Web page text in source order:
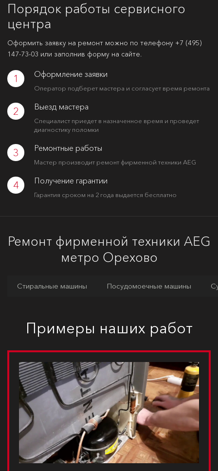
Порядок работы сервисного
центра
Оформить заявку на ремонт можно по телефону +7 (495)
147-73-03 или заполнив форму на сайте.
1 Оформление заявки
Оператор подберет мастера и согласует время ремонта
2 Выезд мастера
Специалист приедет в назначенное время и проведет
диагностику поломки
3 Ремонтные работы
Мастер производит ремонт фирменной техники AEG
4 Получение гарантии
Гарантия сроком на 2 года выдается бесплатно
Ремонт фирменной техники AEG
метро Орехово
Стиральные машины Посудомоечные машины
Примеры наших работ